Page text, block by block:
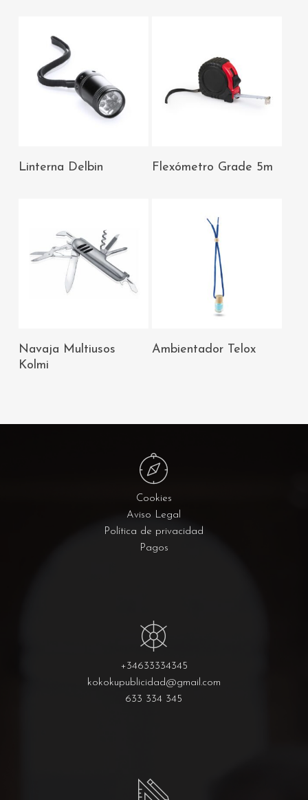
AÑADIR AL
Linterna Delbin
AÑADIR AL
Flexómetro Grade 5m
AÑADIR AL
Navaja Multiusos
Kolmi
AÑADIR AL
Ambientador Telox
Cookies
Aviso Legal
Política de privacidad
Pagos
+34633334345
kokokupublicidad@gmail.com
633 334 345